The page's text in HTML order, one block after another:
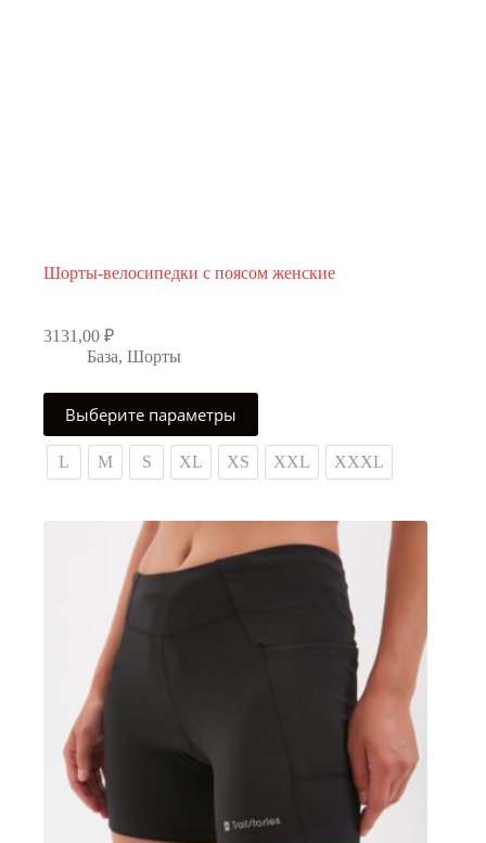
Шорты-велосипедки с поясом женские
3131,00 ₽
База, Шорты
Выберите параметры
Этот
товар
имеет
несколько
вариаций.
L M S XL XS XXL XXXL